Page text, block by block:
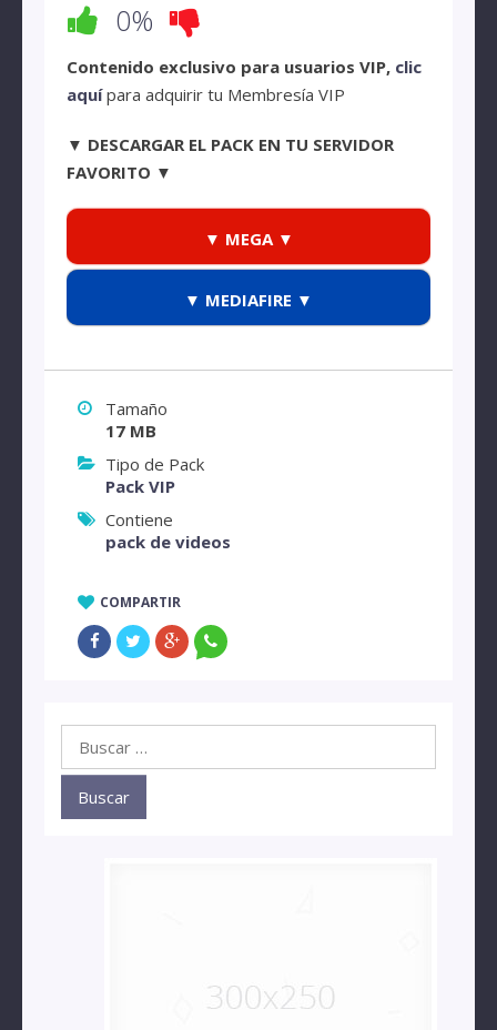
0%
Contenido exclusivo para usuarios VIP, clic
aquípara adquirir tu Membresía VIP
▼ DESCARGAR EL PACK EN TU SERVIDOR
FAVORITO ▼
▼ MEGA ▼
▼ MEDIAFIRE ▼
Tamaño
17 MB
Tipo de Pack
Pack VIP
Contiene
pack de videos
COMPARTIR